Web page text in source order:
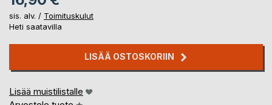
sis. alv. / Toimituskulut
Heti saatavilla
LISÄÄ OSTOSKORIIN
Lisää muistilistalle